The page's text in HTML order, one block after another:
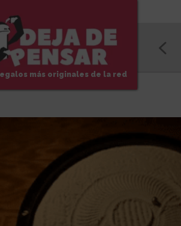
más originales de la red